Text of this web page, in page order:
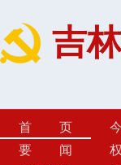
吉
首页
要闻